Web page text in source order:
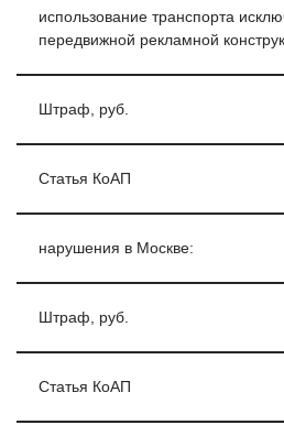
использование транспорта
передвижной рекламной
Штраф, руб.
Статья КоАП
нарушения в Москве:
Штраф, руб.
Статья КоАП